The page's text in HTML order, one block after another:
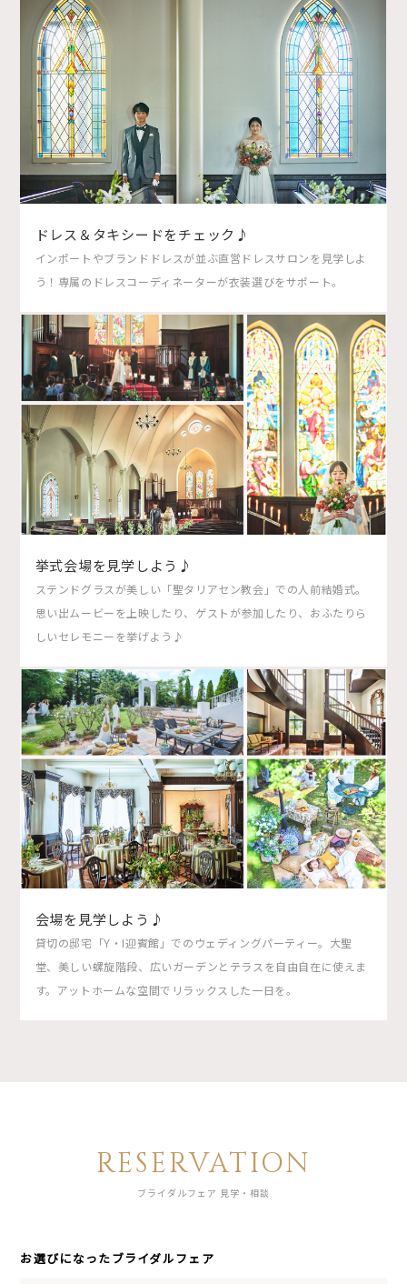
ドレス＆タキシードをチェック♪
インポートやブランドドレスが並ぶ直営ドレスサロンを見学しよ
う！専属のドレスコーディネーターが衣装選びをサポート。
挙式会場を見学しよう♪
ステンドグラスが美しい「聖タリアセン教会」での人前結婚式。
思い出ムービーを上映したり、ゲストが参加したり、おふたりら
しいセレモニーを挙げよう♪
会場を見学しよう♪
貸切の邸宅「Y・I迎賓館」でのウェディングパーティー。大聖
堂、美しい螺旋階段、広いガーデンとテラスを自由自在に使えま
す。アットホームな空間でリラックスした一日を。
RESERVATION
ブライダルフェア 見学・相談
お選びになったブライダルフェア